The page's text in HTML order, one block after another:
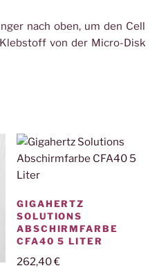
nach oben, um den Cell
von der Micro-Disk
GIGAHERTZ
SOLUTIONS
ABSCHIRMFARBE
CFA40 5 LITER
262,40€